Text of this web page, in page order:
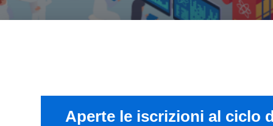
Aperte le iscrizioni al ciclo